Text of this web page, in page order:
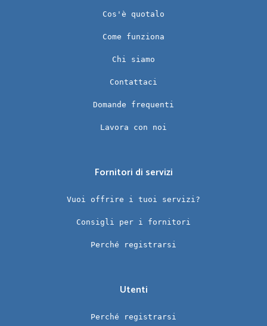
Cos'è quotalo
Come funziona
Chi siamo
Contattaci
Domande frequenti
Lavora con noi
Fornitori di servizi
Vuoi offrire i tuoi servizi?
Consigli per i fornitori
Perché registrarsi
Utenti
Perché registrarsi